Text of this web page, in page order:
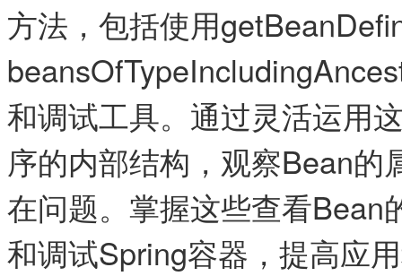
方法，包括使用​
和调试工具。通过灵活运用
序的内部结构，观察Bean
在问题。掌握这些查看Bean
和调试Spring容器，提高应